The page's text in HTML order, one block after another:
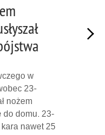
w
23-
nożem
do domu. 23-
kara nawet 25